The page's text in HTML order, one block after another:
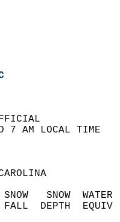
7 AM LOCAL TIME
WATER
DEPTH  EQUIV